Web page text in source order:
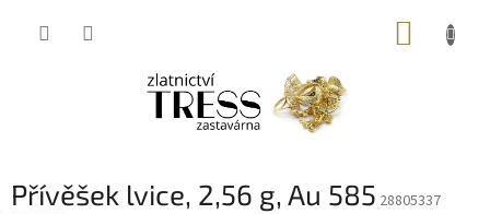
Přívěšek lvice, 2,56 g, Au 585 28805337